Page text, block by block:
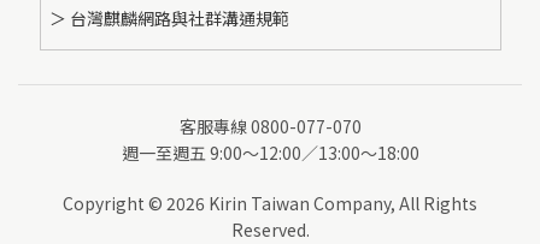
＞ 台灣麒麟網路與社群溝通規範
客服專線 0800-077-070
週一至週五 9:00～12:00／13:00～18:00
Copyright © 2026 Kirin Taiwan Company, All Rights
Reserved.